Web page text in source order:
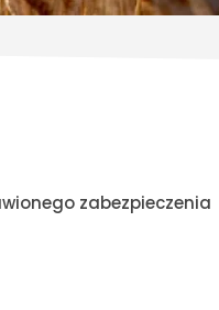
zabezpieczenia